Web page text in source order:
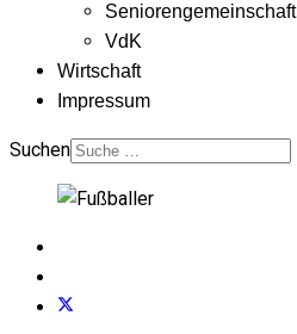
Seniorengemeinschaft
VdK
Wirtschaft
Impressum
Suchen